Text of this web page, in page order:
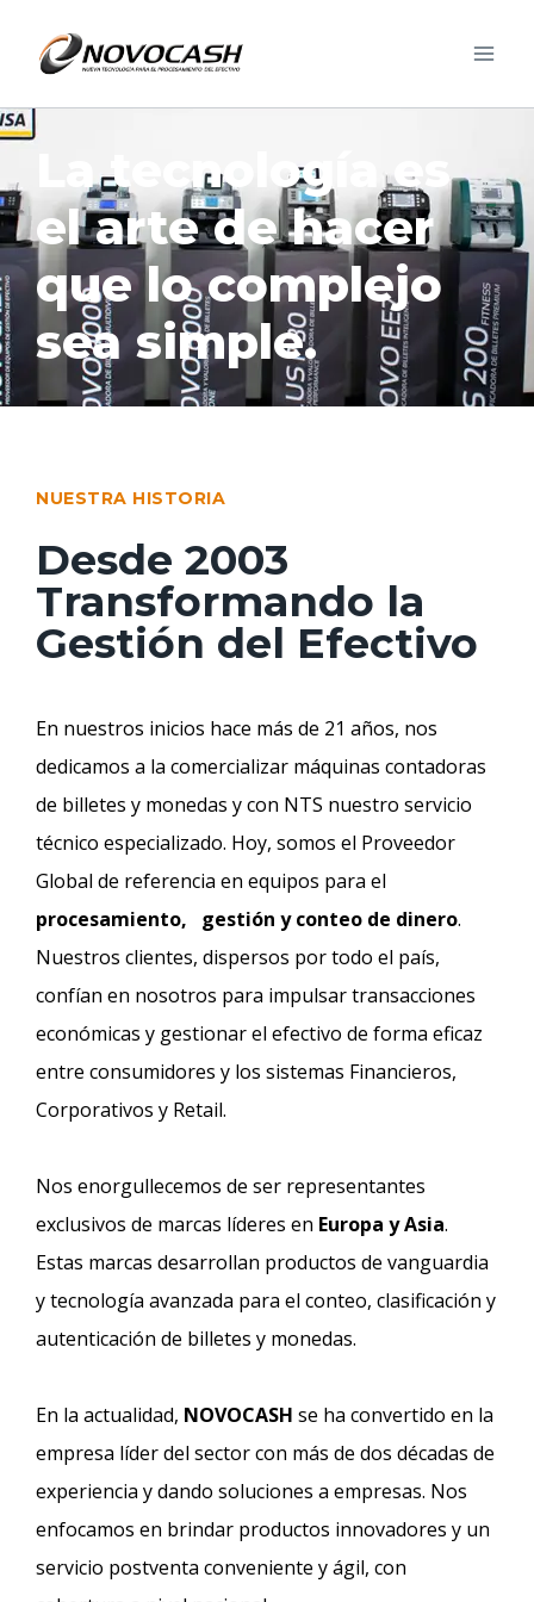
La tecnología es
el arte de hacer
que lo complejo
sea simple.
NUESTRA HISTORIA
Desde 2003
Transformando la
Gestión del Efectivo
En nuestros inicios hace más de 21 años, nos
dedicamos a la comercializar máquinas contadoras
de billetes y monedas y con NTS nuestro servicio
técnico especializado. Hoy, somos el Proveedor
Global de referencia en equipos para el
procesamiento,
gestión y conteo de dinero.
Nuestros clientes, dispersos por todo el país,
confían en nosotros para impulsar transacciones
económicas y gestionar el efectivo de forma eficaz
entre consumidores y los sistemas Financieros,
Corporativos y Retail.
Nos enorgullecemos de ser representantes
exclusivos de marcas líderes en Europa y Asia.
Estas marcas desarrollan productos de vanguardia
y tecnología avanzada para el conteo, clasificación y
autenticación de billetes y monedas.
En la actualidad, NOVOCASH se ha convertido en la
empresa líder del sector con más de dos décadas de
experiencia y dando soluciones a empresas. Nos
enfocamos en brindar productos innovadores y un
servicio postventa conveniente y ágil, con